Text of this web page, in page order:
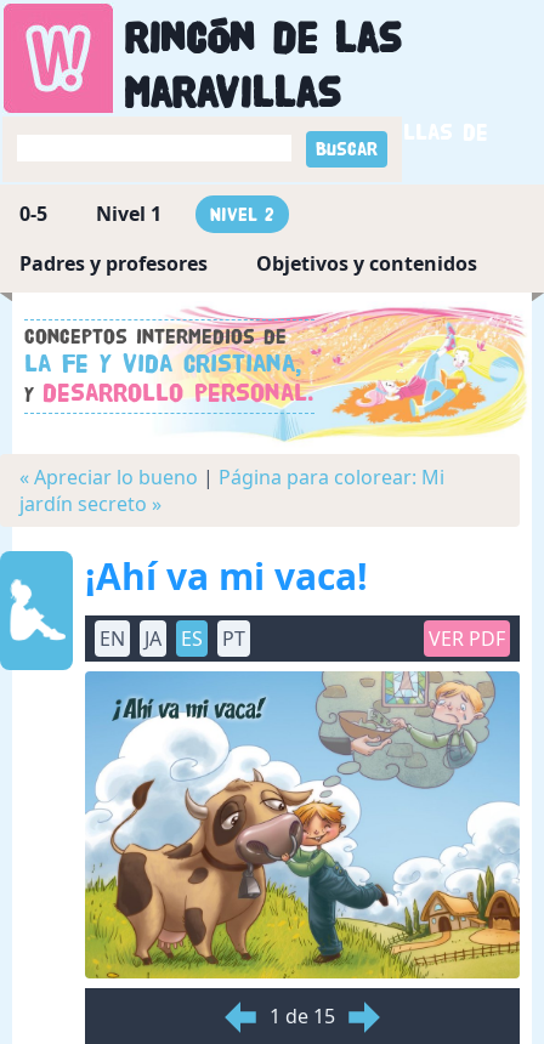
Rincón de las
maravillas
Descubriendo las maravillas de
0-5 Nivel 1 Nivel 2
Padres y profesores Objetivos y contenidos
Conceptos intermedios de
la fe y vida cristiana,
y desarrollo personal.
« Apreciar lo bueno | Página para colorear: Mi
jardín secreto »
¡Ahí va mi vaca!
EN JA ES PT VER PDF
1 de 15